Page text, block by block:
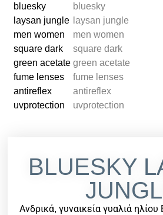
BLUESKY
Ανδρικά, γυναικεία γυαλιά